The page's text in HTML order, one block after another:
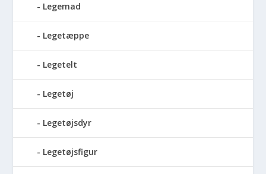
Legemad
Legetæppe
Legetelt
Legetøj
Legetøjsdyr
Legetøjsfigur